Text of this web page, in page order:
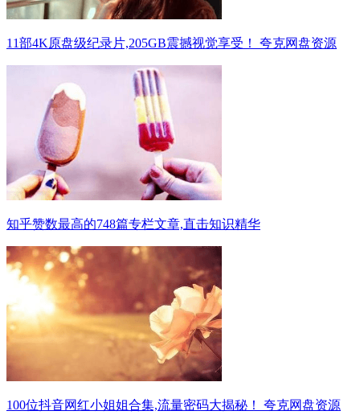
11部4K原盘级纪录片,205GB震撼视觉享受！ 夸克网盘资源
知乎赞数最高的748篇专栏文章,直击知识精华
100位抖音网红小姐姐合集,流量密码大揭秘！ 夸克网盘资源